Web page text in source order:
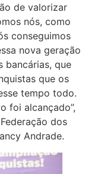
de valorizar
nós, como
conseguimos
nova geração
bancárias, que
que os
tempo todo.
foi alcançado”,
dos
Andrade.